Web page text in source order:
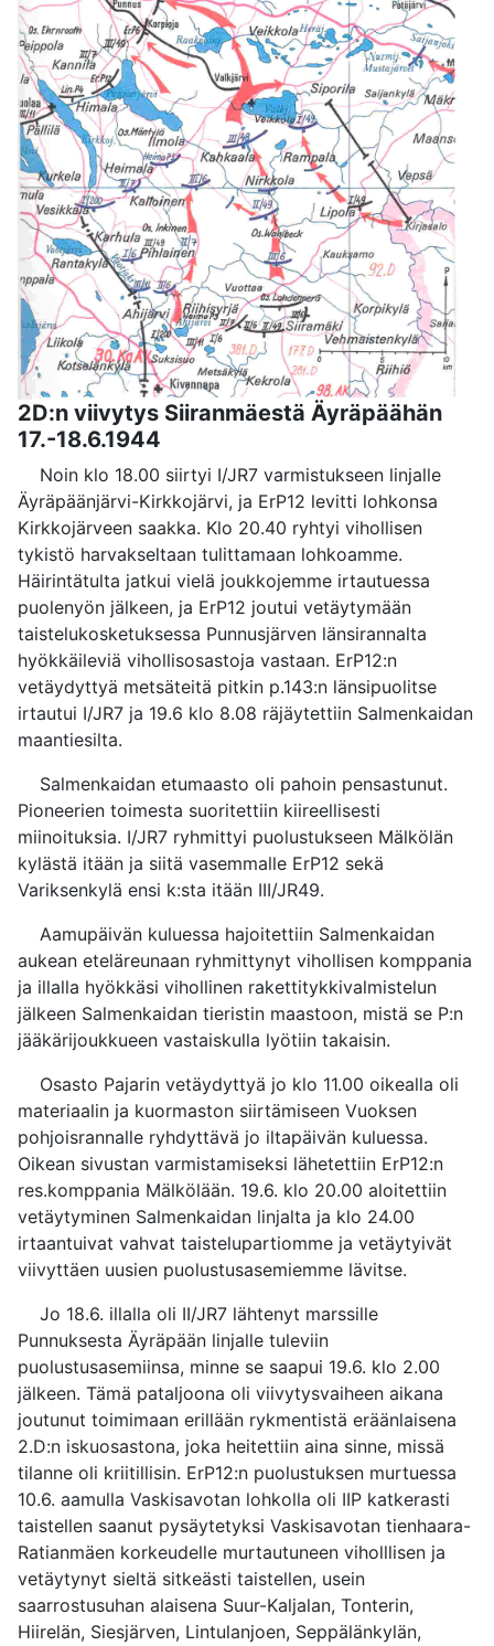
2D:n viivytys Siiranmäestä Äyräpäähän
17.-18.6.1944
Noin klo 18.00 siirtyi I/JR7 varmistukseen linjalle
Äyräpäänjärvi-Kirkkojärvi, ja ErP12 levitti lohkonsa
Kirkkojärveen saakka. Klo 20.40 ryhtyi vihollisen
tykistö harvakseltaan tulittamaan lohkoamme.
Häirintätulta jatkui vielä joukkojemme irtautuessa
puolenyön jälkeen, ja ErP12 joutui vetäytymään
taistelukosketuksessa Punnusjärven länsirannalta
hyökkäileviä vihollisosastoja vastaan. ErP12:n
vetäydyttyä metsäteitä pitkin p.143:n länsipuolitse
irtautui I/JR7 ja 19.6 klo 8.08 räjäytettiin Salmenkaidan
maantiesilta.
Salmenkaidan etumaasto oli pahoin pensastunut.
Pioneerien toimesta suoritettiin kiireellisesti
miinoituksia. I/JR7 ryhmittyi puolustukseen Mälkölän
kylästä itään ja siitä vasemmalle ErP12 sekä
Variksenkylä ensi k:sta itään III/JR49.
Aamupäivän kuluessa hajoitettiin Salmenkaidan
aukean eteläreunaan ryhmittynyt vihollisen komppania
ja illalla hyökkäsi vihollinen rakettitykkivalmistelun
jälkeen Salmenkaidan tieristin maastoon, mistä se P:n
jääkärijoukkueen vastaiskulla lyötiin takaisin.
Osasto Pajarin vetäydyttyä jo klo 11.00 oikealla oli
materiaalin ja kuormaston siirtämiseen Vuoksen
pohjoisrannalle ryhdyttävä jo iltapäivän kuluessa.
Oikean sivustan varmistamiseksi lähetettiin ErP12:n
res.komppania Mälkölään. 19.6. klo 20.00 aloitettiin
vetäytyminen Salmenkaidan linjalta ja klo 24.00
irtaantuivat vahvat taistelupartiomme ja vetäytyivät
viivyttäen uusien puolustusasemiemme lävitse.
Jo 18.6. illalla oli II/JR7 lähtenyt marssille
Punnuksesta Äyräpään linjalle tuleviin
puolustusasemiinsa, minne se saapui 19.6. klo 2.00
jälkeen. Tämä pataljoona oli viivytysvaiheen aikana
joutunut toimimaan erillään rykmentistä eräänlaisena
2.D:n iskuosastona, joka heitettiin aina sinne, missä
tilanne oli kriitillisin. ErP12:n puolustuksen murtuessa
10.6. aamulla Vaskisavotan lohkolla oli IIP katkerasti
taistellen saanut pysäytetyksi Vaskisavotan tienhaara-
Ratianmäen korkeudelle murtautuneen viholllisen ja
vetäytynyt sieltä sitkeästi taistellen, usein
saarrostusuhan alaisena Suur-Kaljalan, Tonterin,
Hiirelän, Siesjärven, Lintulanjoen, Seppälänkylän,